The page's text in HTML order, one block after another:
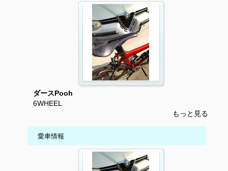
ダースPooh
6WHEEL
もっと見る
愛車情報